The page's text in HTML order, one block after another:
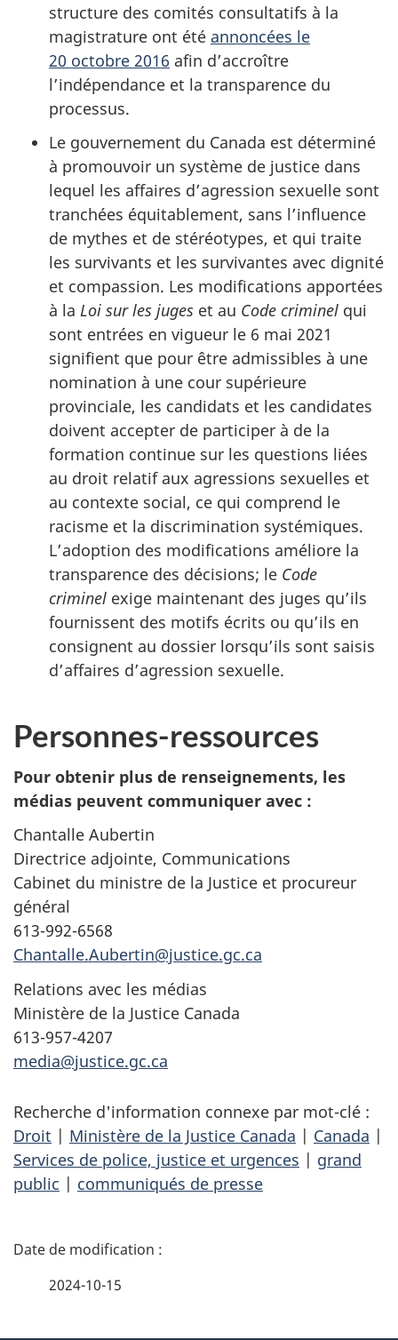
structure des comités consultatifs à la
magistrature ont été annoncées le
20 octobre 2016 afin d’accroître
l’indépendance et la transparence du
processus.
Le gouvernement du Canada est déterminé
à promouvoir un système de justice dans
lequel les affaires d’agression sexuelle sont
tranchées équitablement, sans l’influence
de mythes et de stéréotypes, et qui traite
les survivants et les survivantes avec dignité
et compassion. Les modifications apportées
à la Loi sur les juges et au Code criminel qui
sont entrées en vigueur le 6 mai 2021
signifient que pour être admissibles à une
nomination à une cour supérieure
provinciale, les candidats et les candidates
doivent accepter de participer à de la
formation continue sur les questions liées
au droit relatif aux agressions sexuelles et
au contexte social, ce qui comprend le
racisme et la discrimination systémiques.
L’adoption des modifications améliore la
transparence des décisions; le Code
criminel exige maintenant des juges qu’ils
fournissent des motifs écrits ou qu’ils en
consignent au dossier lorsqu’ils sont saisis
d’affaires d’agression sexuelle.
Personnes-ressources
Pour obtenir plus de renseignements, les
médias peuvent communiquer avec :
Chantalle Aubertin
Directrice adjointe, Communications
Cabinet du ministre de la Justice et procureur
général
613-992-6568
Chantalle.Aubertin@justice.gc.ca
Relations avec les médias
Ministère de la Justice Canada
613-957-4207
media@justice.gc.ca
Recherche d'information connexe par mot-clé :
Droit | Ministère de la Justice Canada | Canada |
Services de police, justice et urgences | grand
public | communiqués de presse
D
2024-10-15